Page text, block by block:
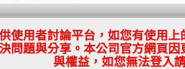
使用者討論平台，如您有使用
問題與分享。本公司官方網頁
與權益，如您無法登入